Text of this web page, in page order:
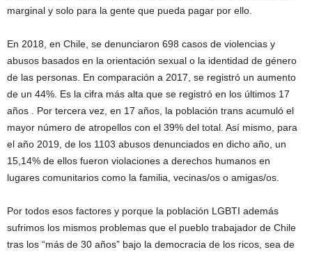
marginal y solo para la gente que pueda pagar por ello.
En 2018, en Chile, se denunciaron 698 casos de violencias y
abusos basados en la orientación sexual o la identidad de género
de las personas. En comparación a 2017, se registró un aumento
de un 44%. Es la cifra más alta que se registró en los últimos 17
años . Por tercera vez, en 17 años, la población trans acumuló el
mayor número de atropellos con el 39% del total. Así mismo, para
el año 2019, de los 1103 abusos denunciados en dicho año, un
15,14% de ellos fueron violaciones a derechos humanos en
lugares comunitarios como la familia, vecinas/os o amigas/os.
Por todos esos factores y porque la población LGBTI además
sufrimos los mismos problemas que el pueblo trabajador de Chile
tras los “más de 30 años” bajo la democracia de los ricos, sea de